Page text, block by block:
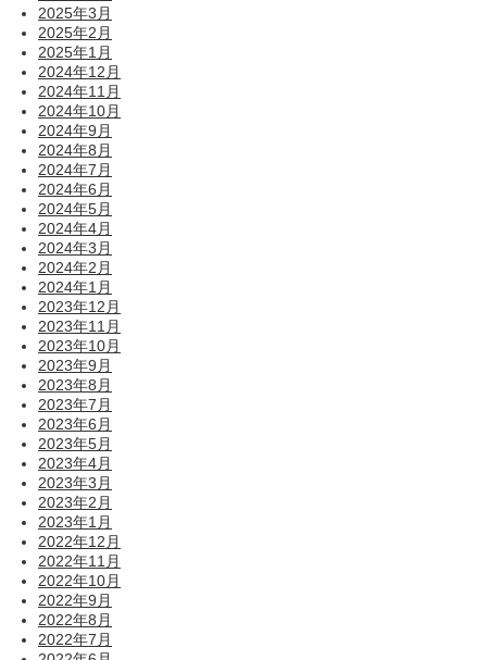
2025年3月
2025年2月
2025年1月
2024年12月
2024年11月
2024年10月
2024年9月
2024年8月
2024年7月
2024年6月
2024年5月
2024年4月
2024年3月
2024年2月
2024年1月
2023年12月
2023年11月
2023年10月
2023年9月
2023年8月
2023年7月
2023年6月
2023年5月
2023年4月
2023年3月
2023年2月
2023年1月
2022年12月
2022年11月
2022年10月
2022年9月
2022年8月
2022年7月